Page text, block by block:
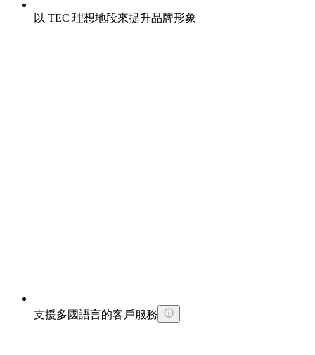
以 TEC 理想地段來提升品牌形象
支援多國語言的客戶服務